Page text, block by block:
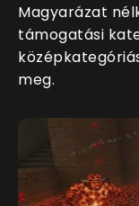
Magyarázat
támogatási
meg.